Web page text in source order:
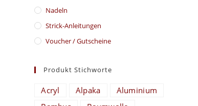
Nadeln
Strick-Anleitungen
Voucher / Gutscheine
Produkt Stichworte
Acryl Alpaka
Aluminium